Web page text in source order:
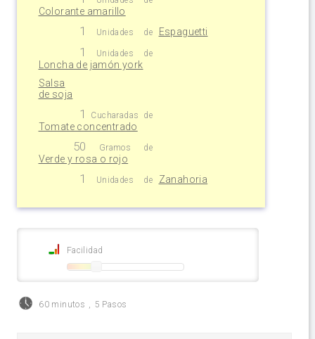
Colorante amarillo
1 Unidades de Espaguetti
1 Unidades de
Loncha de jamón york
Salsa
de soja
1 Cucharadas de
Tomate concentrado
50 Gramos de
Verde y rosa o rojo
1 Unidades de Zanahoria
Facilidad
60 minutos , 5 Pasos